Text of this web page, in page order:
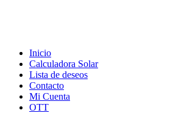
Inicio
Calculadora Solar
Lista de deseos
Contacto
Mi Cuenta
OTT